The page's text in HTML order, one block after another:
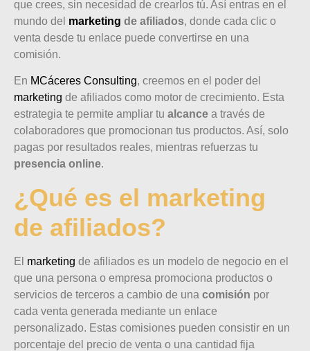
que crees, sin necesidad de crearlos tú. Así entras en el
mundo del marketing de afiliados, donde cada clic o
venta desde tu enlace puede convertirse en una
comisión.
En MCáceres Consulting, creemos en el poder del
marketing de afiliados como motor de crecimiento. Esta
estrategia te permite ampliar tu alcance a través de
colaboradores que promocionan tus productos. Así, solo
pagas por resultados reales, mientras refuerzas tu
presencia online.
¿Qué es el marketing
de afiliados?
El marketing de afiliados es un modelo de negocio en el
que una persona o empresa promociona productos o
servicios de terceros a cambio de una comisión por
cada venta generada mediante un enlace
personalizado. Estas comisiones pueden consistir en un
porcentaje del precio de venta o una cantidad fija